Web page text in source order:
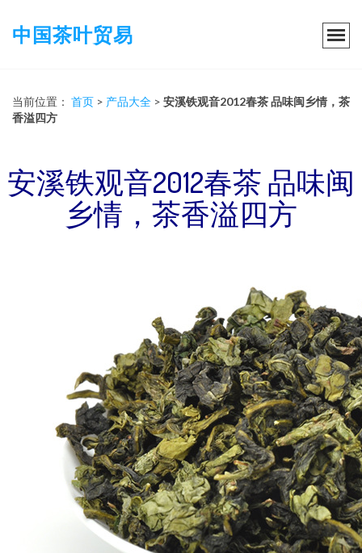
中国茶叶贸易
当前位置： 首页 > 产品大全 > 安溪铁观音2012春茶 品味闽乡情，茶
香溢四方
安溪铁观音2012春茶 品味闽
乡情，茶香溢四方